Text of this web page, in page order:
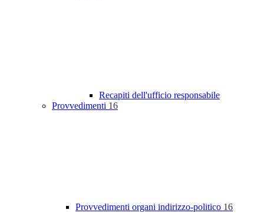
Recapiti dell'ufficio responsabile
Provvedimenti 16
Provvedimenti organi indirizzo-politico 16